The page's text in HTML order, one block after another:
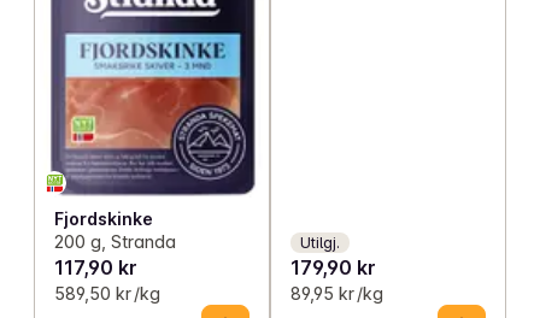
Fjordskinke
200 g, Stranda
117,90 kr
589,50 kr /kg
Utilgj.
179,90 kr
89,95 kr /kg